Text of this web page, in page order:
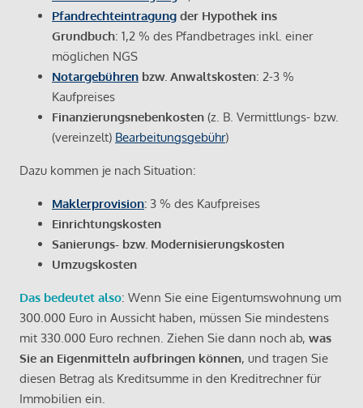
Pfandrechteintragung der Hypothek ins
Grundbuch: 1,2 % des Pfandbetrages inkl. einer
möglichen NGS
Notargebühren bzw. Anwaltskosten: 2-3 %
Kaufpreises
Finanzierungsnebenkosten (z. B. Vermittlungs- bzw.
(vereinzelt) Bearbeitungsgebühr)
Dazu kommen je nach Situation:
Maklerprovision: 3 % des Kaufpreises
Einrichtungskosten
Sanierungs- bzw. Modernisierungskosten
Umzugskosten
Das bedeutet also: Wenn Sie eine Eigentumswohnung um
300.000 Euro in Aussicht haben, müssen Sie mindestens
mit 330.000 Euro rechnen. Ziehen Sie dann noch ab, was
Sie an Eigenmitteln aufbringen können, und tragen Sie
diesen Betrag als Kreditsumme in den Kreditrechner für
Immobilien ein.